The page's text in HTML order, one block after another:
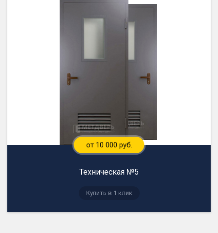
от 10 000 руб.
Техническая №5
Купить в 1 клик